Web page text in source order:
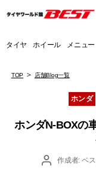
タイヤ ホイール メニュー
TOP 店舗Blog一覧
ホンダ
ホンダN-BOXの
投
作成者: ベ